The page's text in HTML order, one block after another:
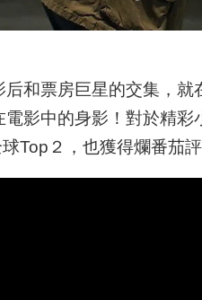
和票房巨星的交集，就
影中的身影！對於精
Top２，也獲得爛番茄